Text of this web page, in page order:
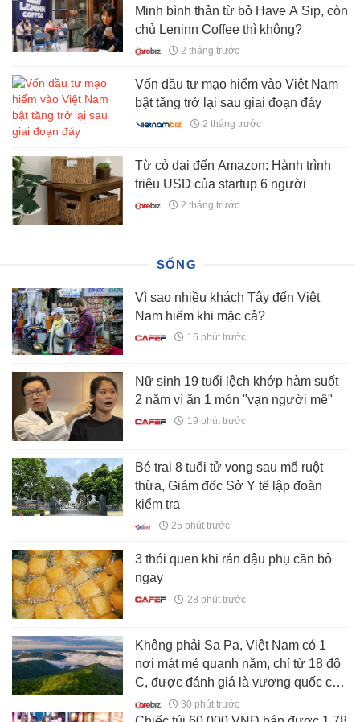
Minh bình thản từ bỏ Have A Sip, còn
chủ Leninn Coffee thì không?
2 tháng trước
Vốn đầu tư mạo hiểm vào Việt Nam
bật tăng trở lại sau giai đoạn đáy
2 tháng trước
Từ cỏ dại đến Amazon: Hành trình
triệu USD của startup 6 người
2 tháng trước
SỐNG
Vì sao nhiều khách Tây đến Việt
Nam hiếm khi mặc cả?
16 phút trước
Nữ sinh 19 tuổi lệch khớp hàm suốt
2 năm vì ăn 1 món "vạn người mê"
19 phút trước
Bé trai 8 tuổi tử vong sau mổ ruột
thừa, Giám đốc Sở Y tế lập đoàn
kiểm tra
25 phút trước
3 thói quen khi rán đậu phụ cần bỏ
ngay
28 phút trước
Không phải Sa Pa, Việt Nam có 1
nơi mát mẻ quanh năm, chỉ từ 18 độ
C, được đánh giá là vương quốc của
các loài lan30 phút trước